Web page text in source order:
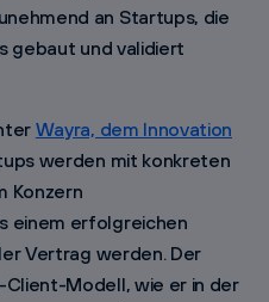
an Startups, die
gebaut und validiert
Wayra, dem Innovation
werden mit konkreten
Konzern
einem erfolgreichen
Vertrag werden. Der
Modell, wie er in der